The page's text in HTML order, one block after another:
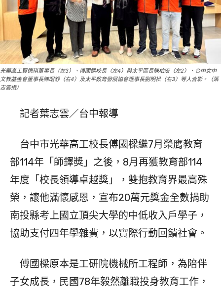
光華高工賈德琪董事長（左3）、傅國樑校長（左4）與太平區長陳柏宏（左2）、台中女中
文教基金會董事長陳昭舒（右4）及太平教育發展協會理事長劉明松（右3）等人合影。（葉
志雲攝）
記者葉志雲／台中報導
台中市光華高工校長傅國樑繼7月榮膺教育
部114年「師鐸獎」之後，8月再獲教育部114
年度「校長領導卓越獎」，雙抱教育界最高殊
榮，讓他滿懷感恩，宣布20萬元獎金全數捐助
南投縣考上國立頂尖大學的中低收入戶學子，
協助支付四年學雜費，以實際行動回饋社會。
傅國樑原本是工研院機械所工程師，為陪伴
子女成長，民國78年毅然離職投身教育工作，